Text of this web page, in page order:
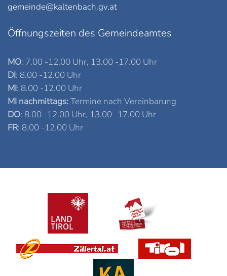
gemeinde@kaltenbach.gv.at
Öffnungszeiten des Gemeindeamtes
MO: 7.00 -12.00 Uhr, 13.00 -17.00 Uhr
DI: 8.00 -12.00 Uhr
MI: 8.00 -12.00 Uhr
MI nachmittags:Termine nach Vereinbarung
DO: 8.00 -12.00 Uhr, 13.00 -17.00 Uhr
FR: 8.00 -12.00 Uhr